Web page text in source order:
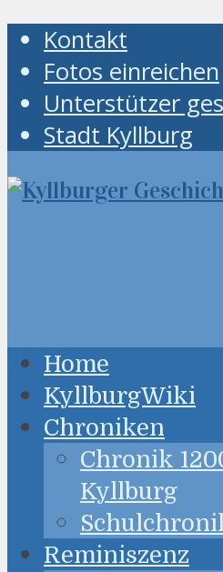
Kontakt
Fotos einreichen
Unterstützer
Stadt Kyllburg
Home
KyllburgWiki
Chroniken
Chronik
Kyllburg
Reminiszenz